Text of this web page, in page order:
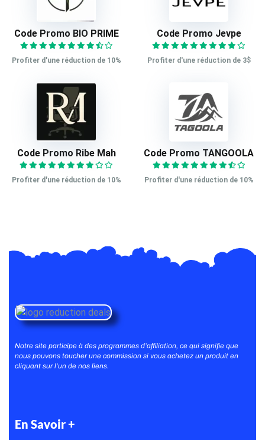
Code Promo BIO PRIME
Profiter d'une réduction de 10%
Code Promo Jevpe
Profiter d'une réduction de 3$
Code Promo Ribe Mah
Profiter d'une réduction de 10%
Code Promo TANGOOLA
Profiter d'une réduction de 10%
Notre site participe à des programmes d’affiliation, ce qui signifie que
nous pouvons toucher une commission si vous achetez un produit en
cliquant sur l’un de nos liens.
En Savoir +